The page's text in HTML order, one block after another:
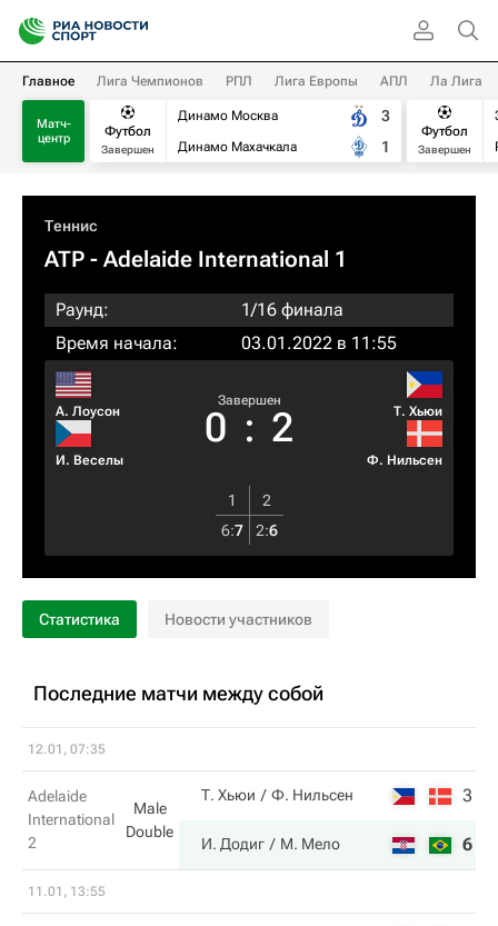
Главное Лига Чемпионов РПЛ Лига Европы АПЛ Ла Лига
Матч-
центр
Футбол
Завершен
Динамо Москва
Динамо Махачкала
3
1
Футбол
Завершен
Теннис
ATP - Adelaide International 1
Раунд:
1/16 финала
Время начала:
03.01.2022 в 11:55
А. Лоусон
И. Веселы
Завершен
0 : 2 Т. Хьюи
Ф. Нильсен
1
2
6:7 2:6
Статистика Новости участников
Последние матчи между собой
12.01, 07:35
Adelaide
International
2
Male
Double
Т. Хьюи Ф. Нильсен 3
И. Додиг М. Мело 6
11.01, 13:55